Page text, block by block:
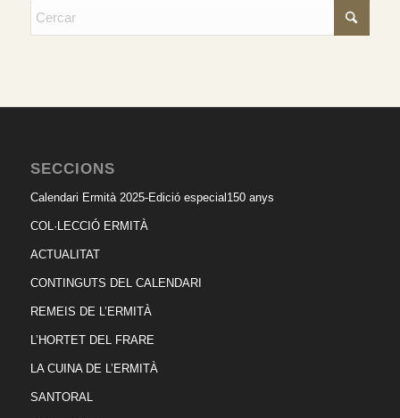
SECCIONS
Calendari Ermità 2025-Edició especial150 anys
COL·LECCIÓ ERMITÀ
ACTUALITAT
CONTINGUTS DEL CALENDARI
REMEIS DE L’ERMITÀ
L’HORTET DEL FRARE
LA CUINA DE L’ERMITÀ
SANTORAL